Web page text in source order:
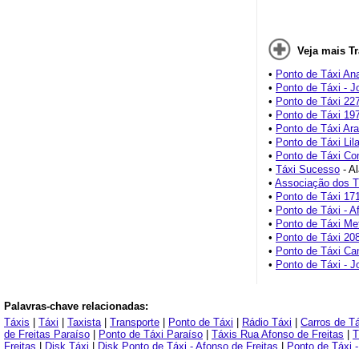
Veja mais
• Ponto de Táxi
• Ponto de Táxi -
• Ponto de Táxi
• Ponto de Táxi
• Ponto de Táxi
• Ponto de Táxi
• Ponto de Táxi
• Táxi Sucesso -
• Associação dos
• Ponto de Táxi
• Ponto de Táxi -
• Ponto de Táxi
• Ponto de Táxi
• Ponto de Táxi
• Ponto de Táxi -
Palavras-chave relacionadas:
Táxis
Táxi Taxista| Transporte Ponto de Táxi Rádio Táxi
Carros de
de Freitas Paraíso
Ponto de Táxi Paraíso Táxis Rua Afonso de Freitas
Freitas
Disk Táxi Disk Ponto de Táxi - Afonso de Freitas
Ponto de Táxi